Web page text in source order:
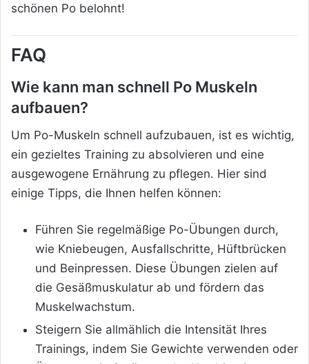
schönen Po belohnt!
FAQ
Wie kann man schnell Po Muskeln
aufbauen?
Um Po-Muskeln schnell aufzubauen, ist es wichtig,
ein gezieltes Training zu absolvieren und eine
ausgewogene Ernährung zu pflegen. Hier sind
einige Tipps, die Ihnen helfen können:
Führen Sie regelmäßige Po-Übungen durch,
wie Kniebeugen, Ausfallschritte, Hüftbrücken
und Beinpressen. Diese Übungen zielen auf
die Gesäßmuskulatur ab und fördern das
Muskelwachstum.
Steigern Sie allmählich die Intensität Ihres
Trainings, indem Sie Gewichte verwenden oder